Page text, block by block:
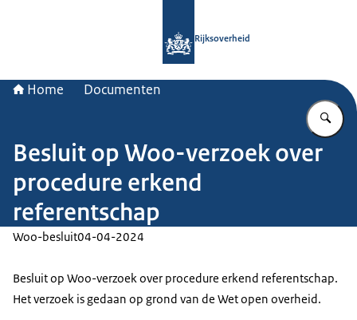
Rijksoverheid
Home Documenten
Besluit op Woo-verzoek over
procedure erkend
referentschap
Woo-besluit04-04-2024
Besluit op Woo-verzoek over procedure erkend referentschap.
Het verzoek is gedaan op grond van de Wet open overheid.